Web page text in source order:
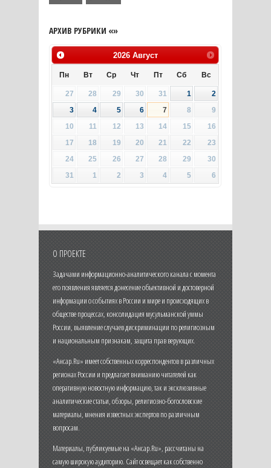
АРХИВ РУБРИКИ «»
2026 Август
Пн Вт Ср Чт Пт Сб Вс
27 28 29 30 31 1
2
3
4 5 6 7 8
9
10
11 12 13 14 15
16
17
18 19 20 21 22
23
24
25 26 27 28 29
30
31
1 2 3 4 5 6
О ПРОЕКТЕ
Задачами информационно-аналитического канала с момента
его появления является донесение объективной и достоверной
информации о событиях в России и мире и происходящих в
обществе процессах, консолидация мусульманской уммы
России, выявление случаев дискриминации по религиозным
и национальным признакам, защита прав верующих.
«Ансар.Ru» имеет собственных корреспондентов в различных
регионах России и предлагает вниманию читателей как
оперативную новостную информацию, так и эксклюзивные
аналитические статьи, обзоры, религиозно-богословские
материалы, мнения известных экспертов по различным
вопросам.
Материалы, публикуемые на «Ансар.Ru», рассчитаны на
самую широкую аудиторию. Сайт освещает как собственно